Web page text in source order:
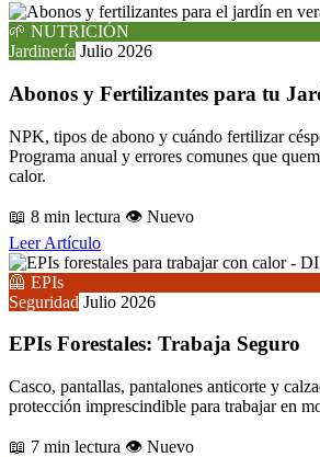
🌱 NUTRICIÓN
Jardinería Julio 2026
Abonos y Fertilizantes para tu
NPK, tipos de abono y cuándo fertilizar
Programa anual y errores comunes que
calor.
📖 8 min lectura 👁️ Nuevo
Leer Artículo
🦺 EPIs
Seguridad Julio 2026
EPIs Forestales: Trabaja Seguro
Casco, pantallas, pantalones anticorte y
protección imprescindible para trabajar en
📖 7 min lectura 👁️ Nuevo